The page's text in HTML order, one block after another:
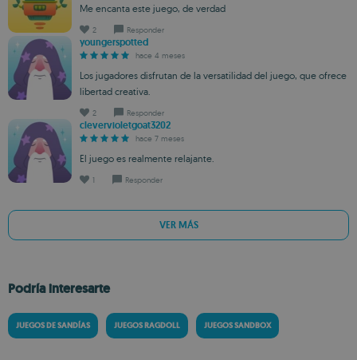
Me encanta este juego, de verdad
2 Responder
youngerspotted
hace 4 meses
Los jugadores disfrutan de la versatilidad del juego, que ofrece
libertad creativa.
2 Responder
clevervioletgoat3202
hace 7 meses
El juego es realmente relajante.
1 Responder
VER MÁS
Podría interesarte
JUEGOS DE SANDÍAS JUEGOS RAGDOLL JUEGOS SANDBOX